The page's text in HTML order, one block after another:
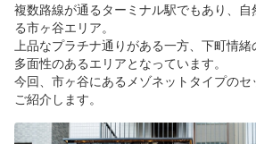
複数路線が通るターミナル駅でもあり、
る市ヶ谷エリア。
上品なプラチナ通りがある一方、下町情
多面性のあるエリアとなっています。
今回、市ヶ谷にあるメゾネットタイプの
ご紹介します。